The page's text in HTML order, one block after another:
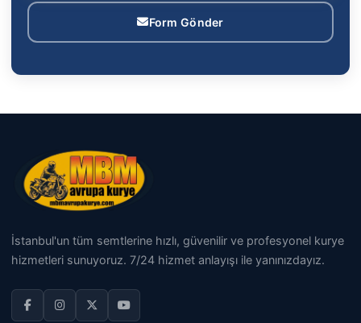
Form Gönder
İstanbul'un tüm semtlerine hızlı, güvenilir ve profesyonel kurye
hizmetleri sunuyoruz. 7/24 hizmet anlayışı ile yanınızdayız.